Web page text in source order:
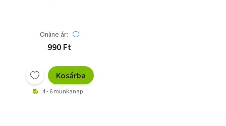
Online ár:
990 Ft
Kosárba
4 - 6 munkanap